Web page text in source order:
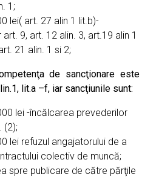
1;
lei( art. 27 alin 1 lit.b)-
9, art. 12 alin. 3, art.19 alin 1
21 alin. 1 si 2;
de sancţionare este
lit.a –f, iar sancţiunile sunt:
lei -încălcarea prevederilor
(2);
lei refuzul angajatorului de a
colectiv de muncă;
spre publicare de către părţile